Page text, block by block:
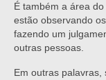
É também a área
estão observando
fazendo um
outras pessoas.
Em outras